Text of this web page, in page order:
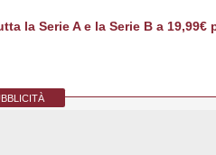
la Serie A e la Serie B a